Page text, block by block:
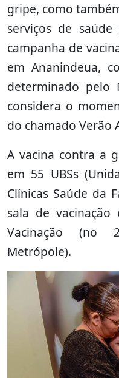
gripe, como
serviços de
campanha de
em Ananindeua,
determinado pelo
considera o
do chamado Verão
A vacina contra a
em 55 UBSs
Clínicas Saúde da
sala de
Vacinação (no
Metrópole).